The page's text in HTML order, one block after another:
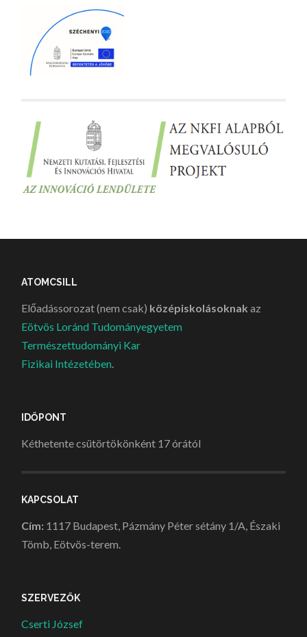
ATOMCSILL
Előadássorozat (nem csak) középiskolásoknak az
Eötvös Loránd Tudományegyetem
Természettudományi Kar
Fizikai Intézetében
IDŐPONT
Kéthetente csütörtökönként 17 órától
KAPCSOLAT
Cím: 1117 Budapest, Pázmány Péter sétány 1/A, Északi
Tömb, Eötvös-terem.
SZERVEZŐK
Cserti József